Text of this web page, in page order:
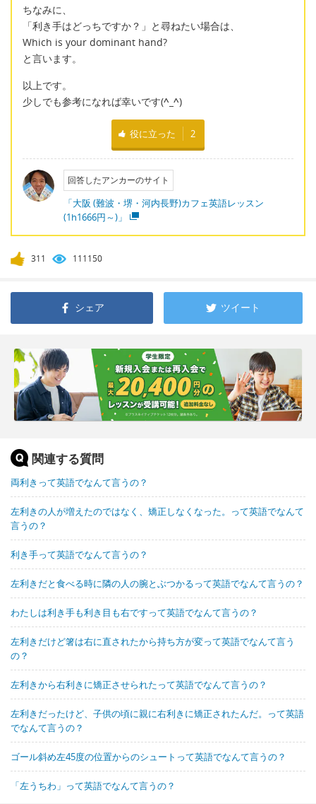
ちなみに、
「利き手はどっちですか？」と尋ねたい場合は、
Which is your dominant hand?
と言います。
以上です。
少しでも参考になれば幸いです(^_^)
役に立った 2
回答したアンカーのサイト
「大阪 (難波・堺・河内長野)カフェ英語レッスン
(1h1666円～)」
311 111150
シェア ツイート
関連する質問
両利きって英語でなんて言うの？
左利きの人が増えたのではなく、矯正しなくなった。って英語でなんて
言うの？
利き手って英語でなんて言うの？
左利きだと食べる時に隣の人の腕とぶつかるって英語でなんて言うの？
わたしは利き手も利き目も右ですって英語でなんて言うの？
左利きだけど箸は右に直されたから持ち方が変って英語でなんて言う
の？
左利きから右利きに矯正させられたって英語でなんて言うの？
左利きだったけど、子供の頃に親に右利きに矯正されたんだ。って英語
でなんて言うの？
ゴール斜め左45度の位置からのシュートって英語でなんて言うの？
「左うちわ」って英語でなんて言うの？